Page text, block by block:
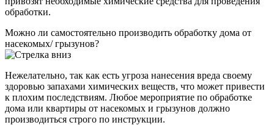
обработки.
Можно ли самостоятельно производить обработку дома от
насекомых/ грызунов?
Нежелательно, так как есть угроза нанесения вреда своему
здоровью запахами химических веществ, что может привести
к плохим последствиям. Любое мероприятие по обработке
дома или квартиры от насекомых и грызунов должно
производиться строго по инструкции.